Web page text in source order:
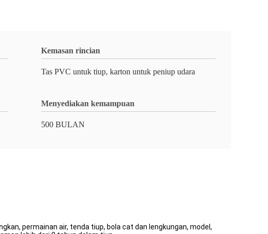
Kemasan rincian
Tas PVC untuk tiup, karton untuk peniup udara
Menyediakan kemampuan
500 BULAN
permainan air, tenda tiup, bola cat dan lengkungan, model,